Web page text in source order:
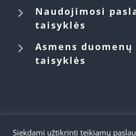
5
Naudojimosi
taisyklės
5
Asmens
taisyklės
Siekdami užtikrinti teikiamų